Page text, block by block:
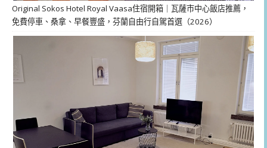
Original Sokos Hotel Royal Vaasa住宿開箱｜瓦薩市中心飯店推薦，
免費停車、桑拿、早餐豐盛，芬蘭自由行自駕首選（2026）